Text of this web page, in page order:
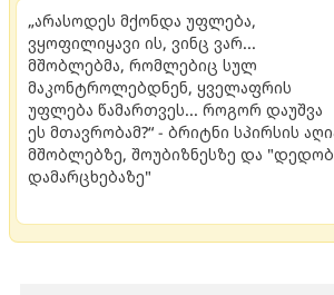
„არასოდეს მქონდა უფლება,
ვყოფილიყავი ის, ვინც ვარ...
მშობლებმა, რომლებიც სულ
მაკონტროლებდნენ, ყველაფრის
უფლება წამართვეს... როგორ დაუშვა
ეს მთავრობამ?“ - ბრიტნი სპირსის
მშობლებზე, შოუბიზნესზე და
დამარცხებაზე"